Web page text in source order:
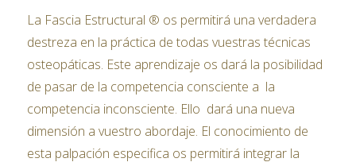
La Fascia Estructural ® os permitirá una verdadera
destreza en la práctica de todas vuestras técnicas
osteopáticas. Este aprendizaje os dará la posibilidad
de pasar de la competencia consciente a la
competencia inconsciente. Ello dará una nueva
dimensión a vuestro abordaje. El conocimiento de
esta palpación especifica os permitirá integrar la